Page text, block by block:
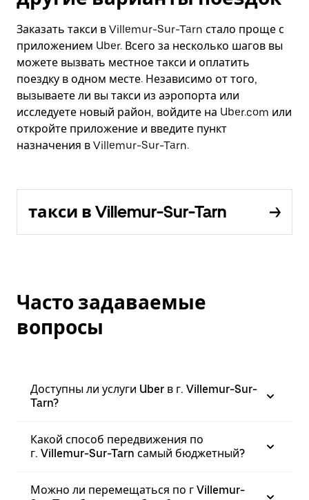
Заказать такси в Villemur-Sur-Tarn стало проще с
приложением Uber. Всего за несколько шагов вы
можете вызвать местное такси и оплатить
поездку в одном месте. Независимо от того,
вызываете ли вы такси из аэропорта или
исследуете новый район, войдите на Uber.com или
откройте приложение и введите пункт
назначения в Villemur-Sur-Tarn.
такси в Villemur-Sur-Tarn
Часто задаваемые
вопросы
Доступны ли услуги Uber в г. Villemur-Sur-
Tarn?
Какой способ передвижения по
г. Villemur-Sur-Tarn самый бюджетный?
Можно ли перемещаться по г Villemur-